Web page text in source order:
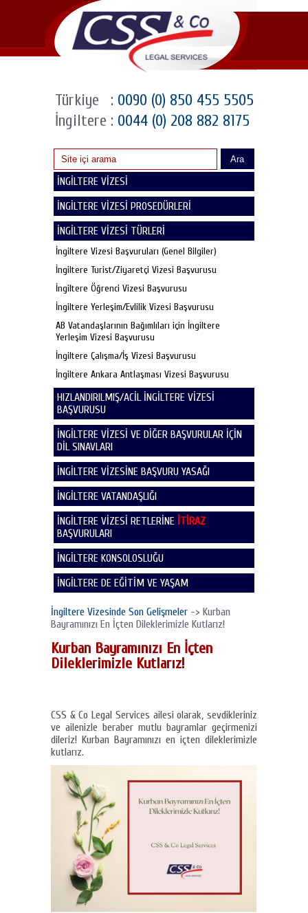
Türkiye : 0090 (0) 850 455 5505
İngiltere : 0044 (0) 208 882 8175
Ara
İNGİLTERE VİZESİ
İNGİLTERE VİZESİ PROSEDÜRLERİ
İNGİLTERE VİZESİ TÜRLERİ
İngiltere Vizesi Başvuruları (Genel Bilgiler)
İngiltere Turist/Ziyaretçi Vizesi Başvurusu
İngiltere Öğrenci Vizesi Başvurusu
İngiltere Yerleşim/Evlilik Vizesi Başvurusu
AB Vatandaşlarının Bağımlıları için İngiltere
Yerleşim Vizesi Başvurusu
İngiltere Çalışma/İş Vizesi Başvurusu
İngiltere Ankara Antlaşması Vizesi Başvurusu
HIZLANDIRILMIŞ/ACİL İNGİLTERE VİZESİ
BAŞVURUSU
İNGİLTERE VİZESİ VE DİĞER BAŞVURULAR İÇİN
DİL SINAVLARI
İNGİLTERE VİZESİNE BAŞVURU YASAĞI
İNGİLTERE VATANDAŞLIĞI
İNGİLTERE VİZESİ RETLERİNE İTİRAZ
BAŞVURULARI
İNGİLTERE KONSOLOSLUĞU
İNGİLTERE DE EĞİTİM VE YAŞAM
İngiltere Vizesinde Son Gelişmeler -> Kurban
Bayramınızı En İçten Dileklerimizle Kutlarız!
Kurban Bayramınızı En İçten
Dileklerimizle Kutlarız!
CSS & Co Legal Services ailesi olarak, sevdikleriniz
ve ailenizle beraber mutlu bayramlar geçirmenizi
dileriz! Kurban Bayramınızı en içten dileklerimizle
kutlarız.